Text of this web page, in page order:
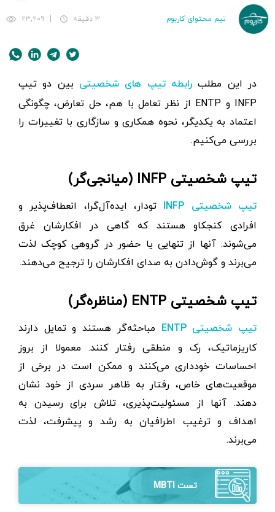
تیم محتوای کاربوم ۳ دقیقه ۲۳,۲۰۹
در این مطلب رابطه تیپ های شخصیتی بین دو تیپ
INFP و ENTP از نظر تعامل با هم، حل تعارض، چگونگی
اعتماد به یکدیگر، نحوه همکاری و سازگاری با تغییرات را
بررسی می‌کنیم.
تیپ شخصیتی INFP (میانجی‌گر)
تیپ شخصیتی INFP
تودار، ایده‌آل‌گرا، انعطاف‌پذیر و
افرادی کنجکاو هستند که گاهی در افکارشان غرق
می‌شوند. آنها از تنهایی یا حضور در گروهی کوچک لذت
می‌برند و گوش‌دادن به صدای افکارشان را ترجیح می‌دهند.
تیپ شخصیتی ENTP (مناظره‌گر)
تیپ شخصیتی ENTP
مباحثه‌گر هستند و تمایل دارند
کاریزماتیک، رک و منطقی رفتار کنند. معمولا از بروز
احساسات خودداری می‌کنند و ممکن است در برخی از
موقعیت‌های خاص، رفتار به ظاهر سردی از خود نشان
دهند. آنها از مسئولیت‌پذیری، تلاش برای رسیدن به
اهداف و ترغیب اطرافیان به رشد و پیشرفت، لذت
می‌برند.
تست MBTI